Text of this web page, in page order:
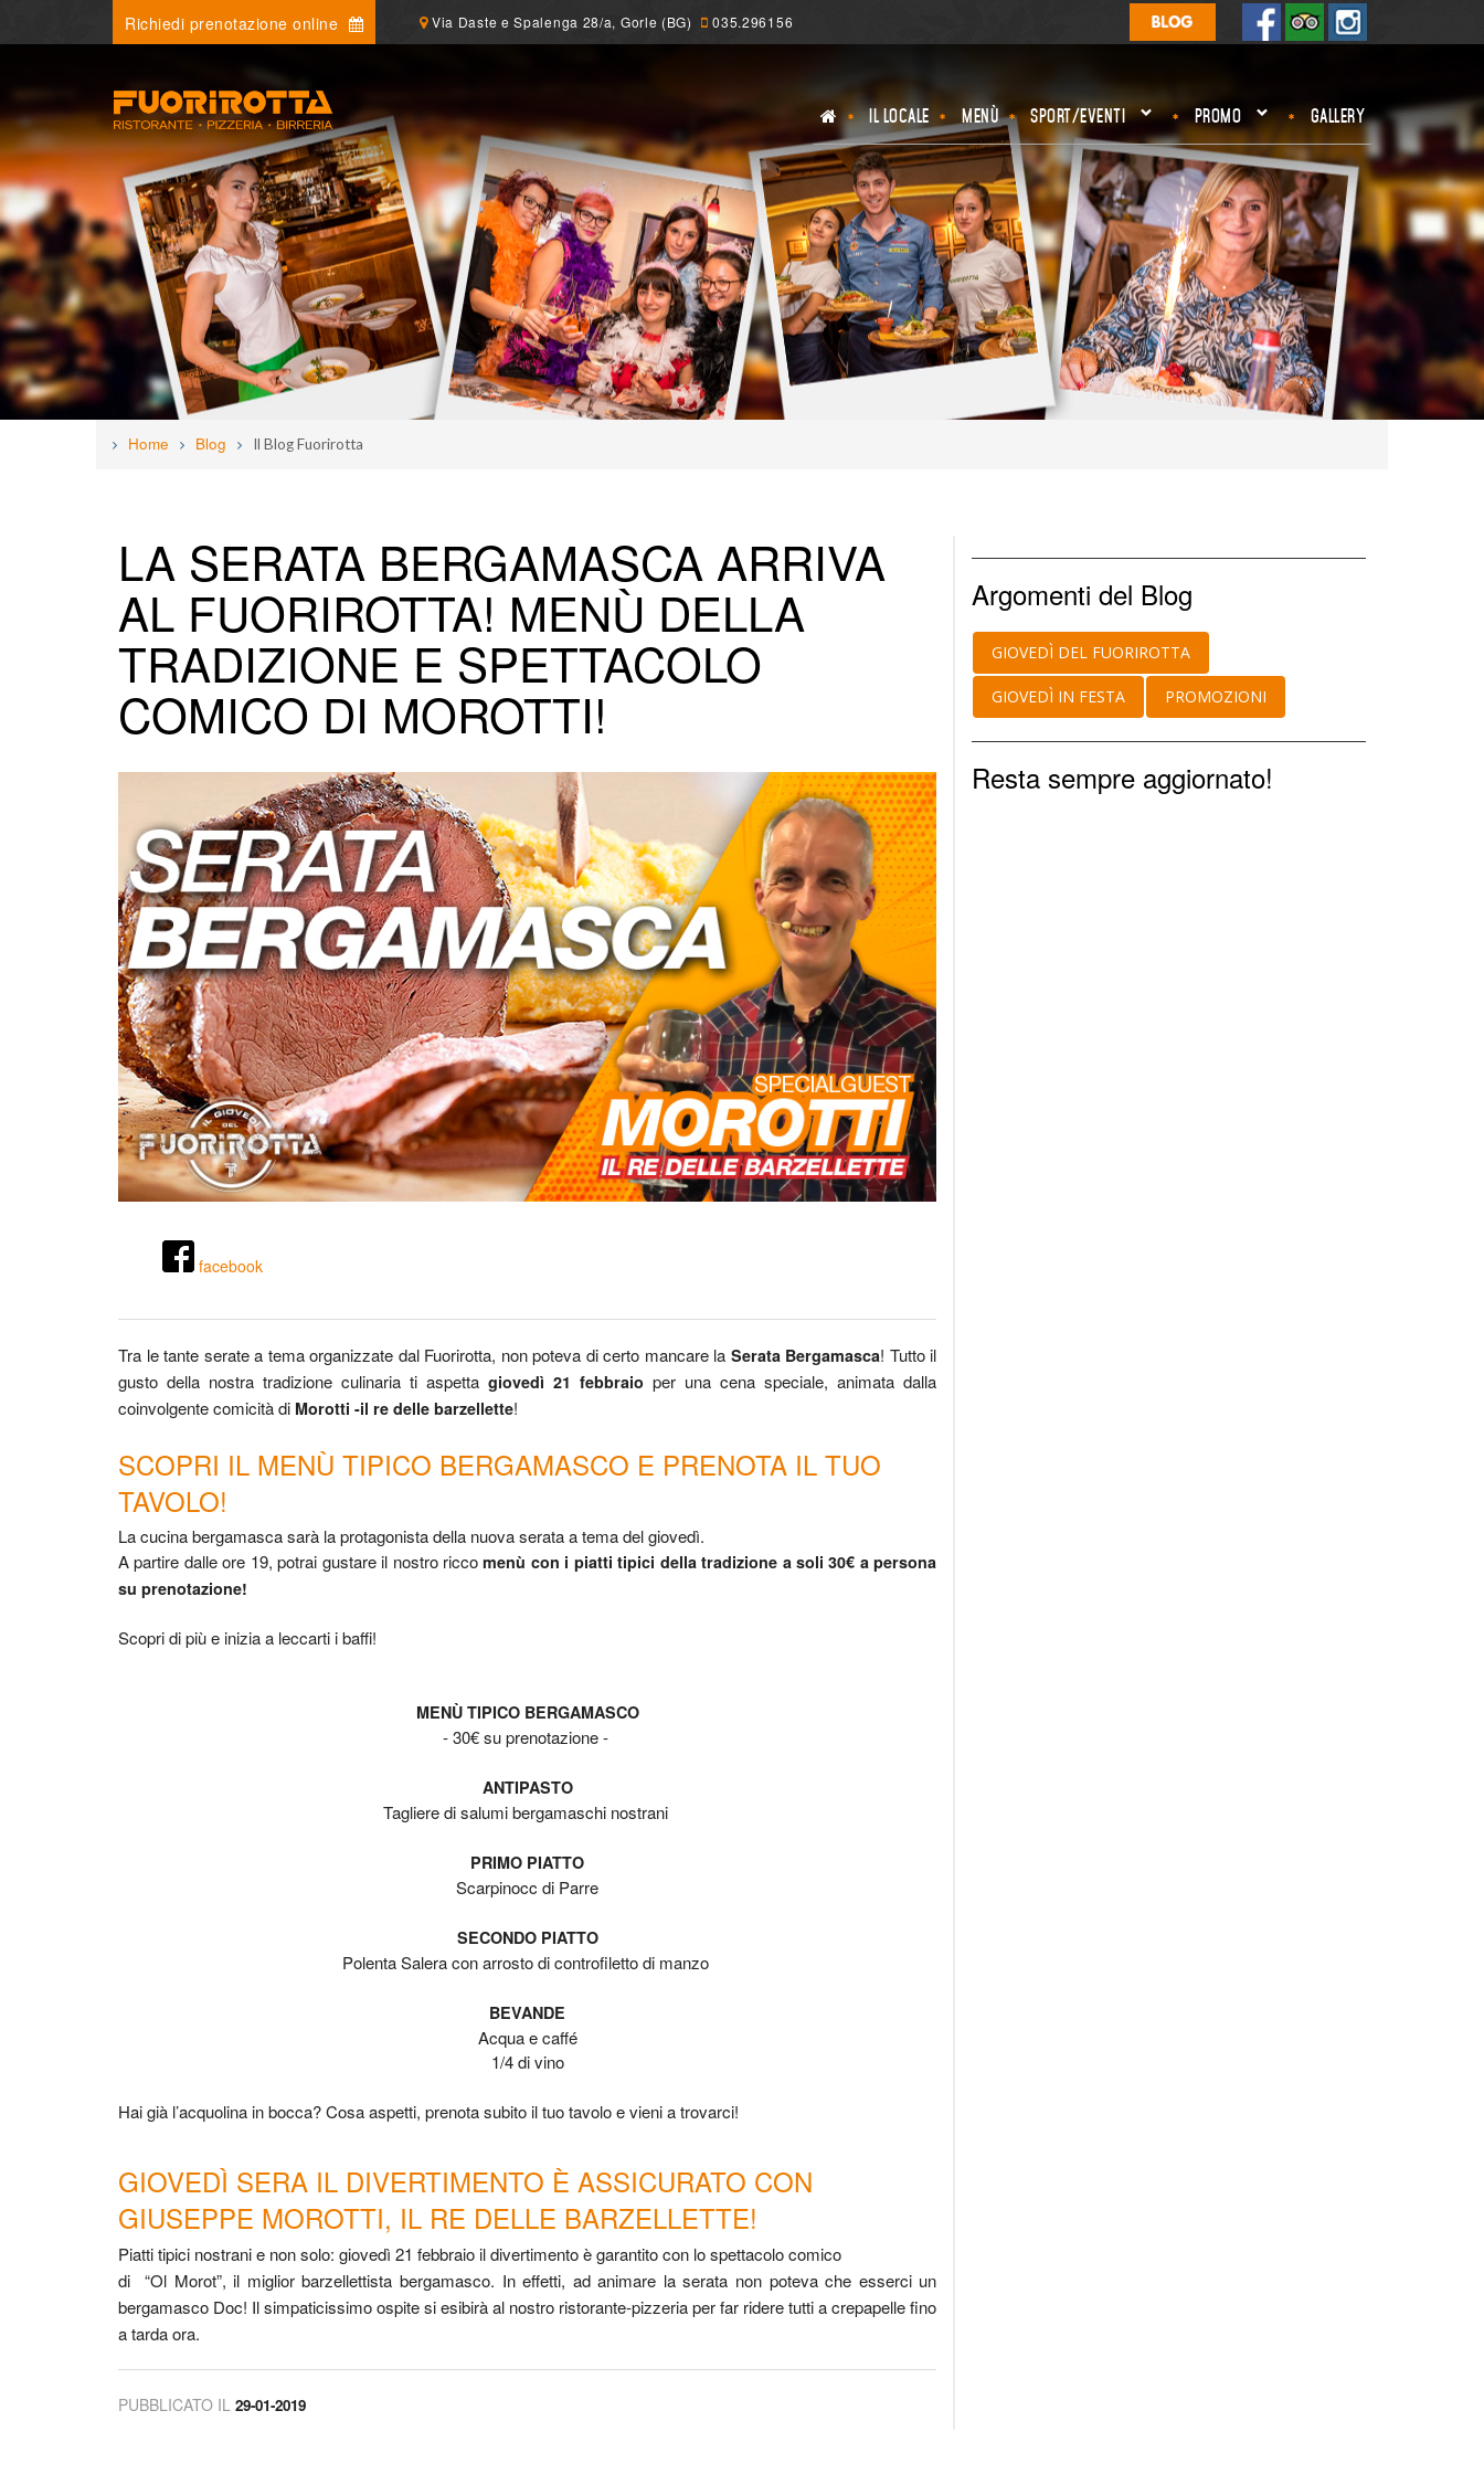
Richiedi prenotazione online Via Daste e Spalenga 28/a, Gorle (BG) 035.296156
IL LOCALE MENÙ SPORT/EVENTI PROMO GALLERY
Home Blog Il Blog Fuorirotta
LA SERATA BERGAMASCA ARRIVA
AL FUORIROTTA! MENÙ DELLA
TRADIZIONE E SPETTACOLO
COMICO DI MOROTTI!
facebook
Tra le tante serate a tema organizzate dal Fuorirotta, non poteva di certo mancare la Serata Bergamasca! Tutto il
gusto della nostra tradizione culinaria ti aspettagiovedì 21 febbraio per una cena speciale, animata dalla
coinvolgente comicità di Morotti -il re delle barzellette!
SCOPRI IL MENÙ TIPICO BERGAMASCO E PRENOTA IL TUO
TAVOLO!
La cucina bergamasca sarà la protagonista della nuova serata a tema del giovedì.
A partire dalle ore 19, potrai gustare il nostro riccomenù con i piatti tipici della tradizione a soli 30€ a persona
su prenotazione!
Scopri di più e inizia a leccarti i baffi!
MENÙ TIPICO BERGAMASCO
- 30€ su prenotazione -
ANTIPASTO
Tagliere di salumi bergamaschi nostrani
PRIMO PIATTO
Scarpinocc di Parre
SECONDO PIATTO
Polenta Salera con arrosto di controfiletto di manzo
BEVANDE
Acqua e caffé
1/4 di vino
Hai già l’acquolina in bocca? Cosa aspetti, prenota subito il tuo tavolo e vieni a trovarci!
GIOVEDÌ SERA IL DIVERTIMENTO È ASSICURATO CON
GIUSEPPE MOROTTI, IL RE DELLE BARZELLETTE!
Piatti tipici nostrani e non solo: giovedì 21 febbraio il divertimento è garantito con lo spettacolo comico
di “Ol Morot”, il miglior barzellettista bergamasco. In effetti, ad animare la serata non poteva che esserci un
bergamasco Doc! Il simpaticissimo ospite si esibirà al nostro ristorante-pizzeria per far ridere tutti a crepapelle fino
a tarda ora.
PUBBLICATO IL 29-01-2019
Argomenti del Blog
GIOVEDÌ DEL FUORIROTTA
GIOVEDÌ IN FESTA PROMOZIONI
Resta sempre aggiornato!